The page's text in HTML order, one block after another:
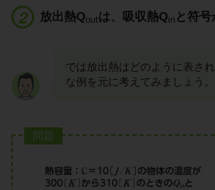
放出熱Qoutは、吸収熱Qin と符号
では放出熱はどのように表さ
な例を元に考えてみましょう。
問題